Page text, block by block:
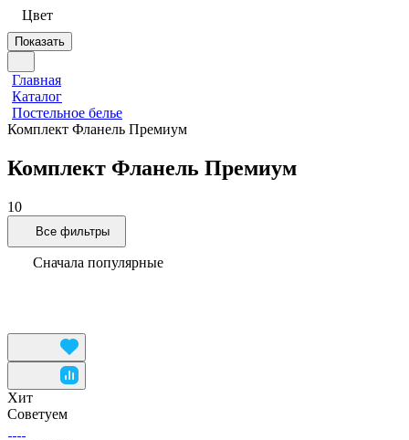
Цвет
Показать
Главная
Каталог
Постельное белье
Комплект Фланель Премиум
Комплект Фланель Премиум
10
Все фильтры
Сначала популярные
Хит
Советуем